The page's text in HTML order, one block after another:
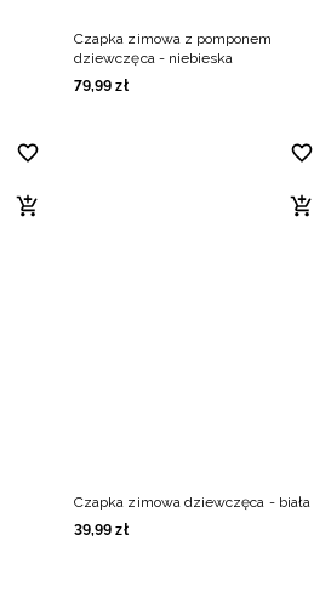
Czapka zimowa z pomponem
dziewczęca - niebieska
79,99 zł
Czapka zimowa dziewczęca - biała
39,99 zł